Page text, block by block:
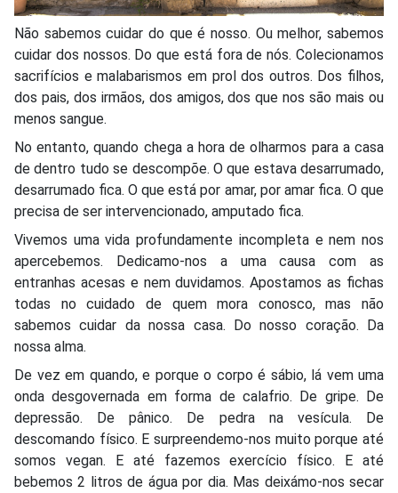
Não sabemos cuidar do que é nosso. Ou melhor, sabemos
cuidar dos nossos. Do que está fora de nós. Colecionamos
sacrifícios e malabarismos em prol dos outros. Dos filhos,
dos pais, dos irmãos, dos amigos, dos que nos são mais ou
menos sangue.
No entanto, quando chega a hora de olharmos para a casa
de dentro tudo se descompõe. O que estava desarrumado,
desarrumado fica. O que está por amar, por amar fica. O que
precisa de ser intervencionado, amputado fica.
Vivemos uma vida profundamente incompleta e nem nos
apercebemos. Dedicamo-nos a uma causa com as
entranhas acesas e nem duvidamos. Apostamos as fichas
todas no cuidado de quem mora conosco, mas não
sabemos cuidar da nossa casa. Do nosso coração. Da
nossa alma.
De vez em quando, e porque o corpo é sábio, lá vem uma
onda desgovernada em forma de calafrio. De gripe. De
depressão. De pânico. De pedra na vesícula. De
descomando físico. E surpreendemo-nos muito porque até
somos vegan. E até fazemos exercício físico. E até
bebemos 2 litros de água por dia. Mas deixámo-nos secar